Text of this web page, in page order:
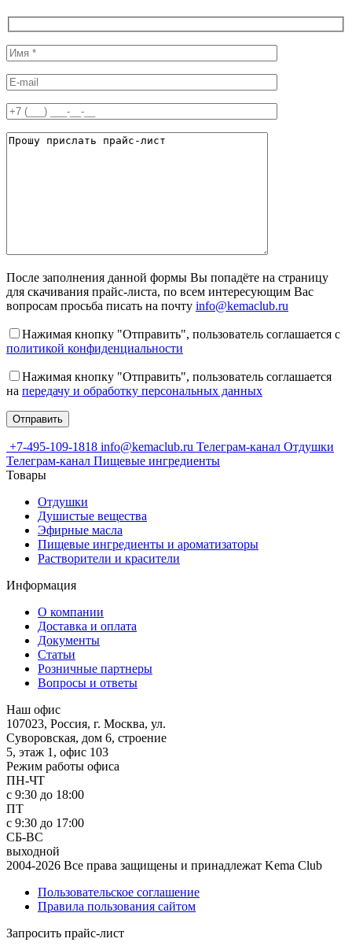
После заполнения данной формы Вы попадёте на страницу
для скачивания прайс-листа, по всем интересующим Вас
вопросам просьба писать на почту info@kemaclub.ru
Нажимая кнопку "Отправить", пользователь соглашается с
политикой конфиденциальности
Нажимая кнопку "Отправить", пользователь соглашается
на передачу и обработку персональных данных
+7-495-109-1818 info@kemaclub.ru Телеграм-канал Отдушки
Телеграм-канал Пищевые ингредиенты
Товары
Отдушки
Душистые вещества
Эфирные масла
Пищевые ингредиенты и ароматизаторы
Растворители и красители
Информация
О компании
Доставка и оплата
Документы
Статьи
Розничные партнеры
Вопросы и ответы
Наш офис
107023, Россия, г. Москва, ул.
Суворовская, дом 6, строение
5, этаж 1, офис 103
Режим работы офиса
ПН-ЧТ
с 9:30 до 18:00
ПТ
с 9:30 до 17:00
СБ-ВС
выходной
2004-2026 Все права защищены и принадлежат Kema Club
Пользовательское соглашение
Правила пользования сайтом
Запросить прайс-лист